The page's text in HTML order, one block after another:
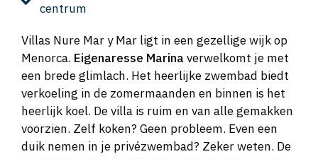
centrum
Villas Nure Mar y Mar ligt in een gezellige wijk op
Menorca. Eigenaresse Marina verwelkomt je met
een brede glimlach. Het heerlijke zwembad biedt
verkoeling in de zomermaanden en binnen is het
heerlijk koel. De villa is ruim en van alle gemakken
voorzien. Zelf koken? Geen probleem. Even een
duik nemen in je privézwembad? Zeker weten. De